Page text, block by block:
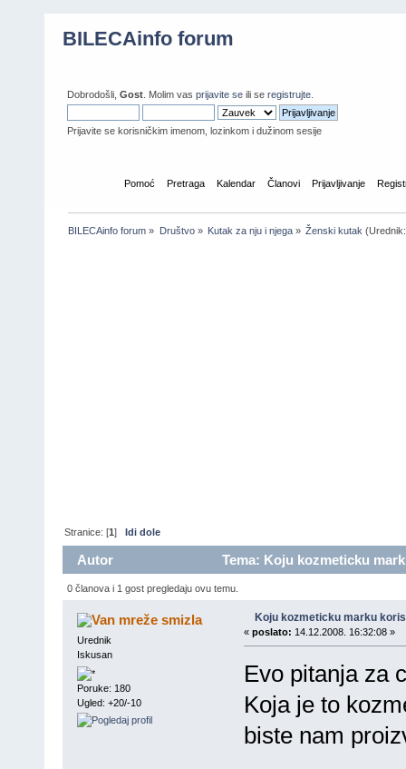
BILECAinfo forum
Dobrodošli, Gost . Molim vas prijavite se ili se registrujte
Prijavite se korisničkim imenom, lozinkom i dužinom sesije
Pomoć Pretraga Kalendar Članovi Prijavljivanje
BILECAinfo forum » Društvo» Kutak za nju i njega» Ženski kutak
Stranice: [1]Idi dole
Autor Tema: Koju kozmeticku
0 članova i 1 gost pregledaju ovu temu.
smizla
Urednik
Iskusan
Poruke: 180
Ugled: +20/-10
Koju kozmeticku marku
« poslato: 14.12.2008. 16:32:08 »
Evo pitanja za
Koja je to
biste nam